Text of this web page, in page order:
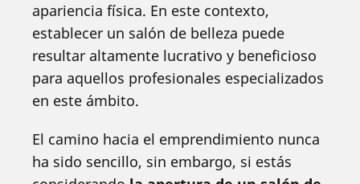
apariencia física. En este contexto,
establecer un salón de belleza puede
resultar altamente lucrativo y beneficioso
para aquellos profesionales especializados
en este ámbito.
El camino hacia el emprendimiento nunca
ha sido sencillo, sin embargo, si estás